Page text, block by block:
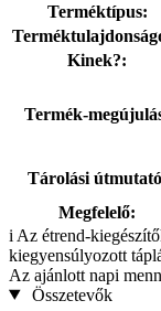
Terméktípus:
Kinek?:
Termék-
Tárolási
Megfelelő:
i Az étrend-
kiegyensúlyozott
Az ajánlott napi
Összetevők